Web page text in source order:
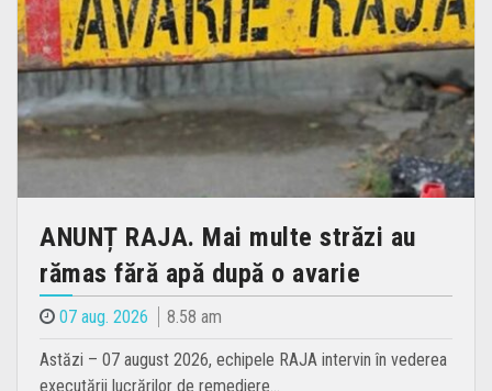
ANUNȚ RAJA. Mai multe străzi au
rămas fără apă după o avarie
07 aug. 2026 8.58 am
Astăzi – 07 august 2026, echipele RAJA intervin în vederea
executării lucrărilor de remediere…